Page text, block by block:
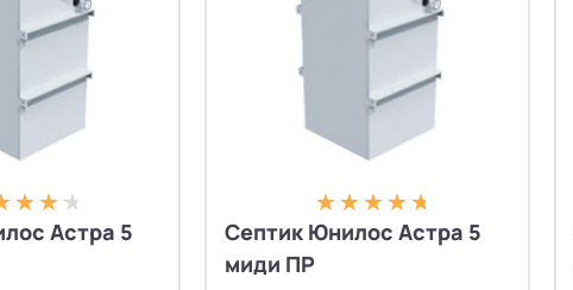
Астра 5
Септик Юнилос Астра 5
миди ПР